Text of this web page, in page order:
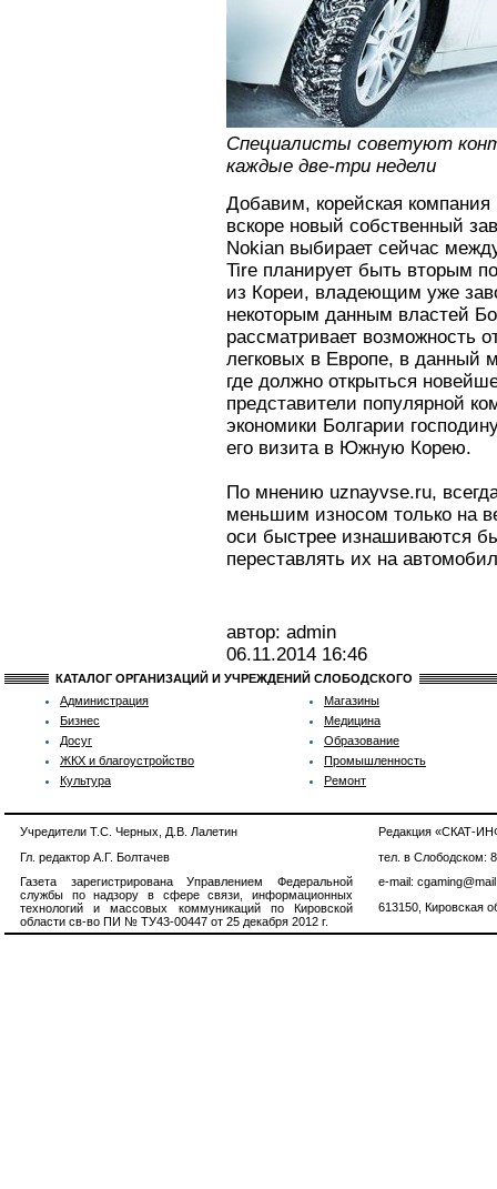
Специалисты советуют
каждые две-три недели
Добавим, корейская
вскоре новый собственный
Nokian выбирает сейчас
Tire планирует быть вторым
из Кореи, владеющим уже
некоторым данным властей
рассматривает возможность
легковых в Европе, в данный
где должно открыться
представители популярной
экономики Болгарии
его визита в Южную Корею.
По мнению uznayvse.ru,
меньшим износом только на
оси быстрее изнашиваются
переставлять их на
автор: admin
06.11.2014 16:46
КАТАЛОГ ОРГАНИЗАЦИЙ И УЧРЕЖДЕНИЙ СЛОБОДСКОГО
Администрация
Бизнес
Досуг
ЖКХ и благоустройство
Культура
Магазины
Медицина
Образование
Промышленность
Ремонт
Учредители Т.С. Черных, Д.В. Лалетин
Гл. редактор А.Г. Болтачев
Газета зарегистрирована Управлением Федеральной
службы по надзору в сфере связи, информационных
технологий и массовых коммуникаций по Кировской
области св-во ПИ № ТУ43-00447 от 25 декабря 2012 г.
Редакция «СКАТ-
тел. в Слободском:
e-mail:
613150, Кировская